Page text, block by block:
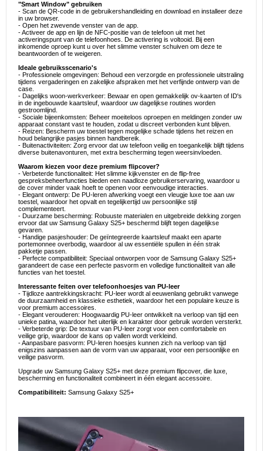
"Smart Window" gebruiken
- Scan de QR-code in de gebruikershandleiding en download en installeer deze
in uw browser.
- Open het zwevende venster van de app.
- Activeer de app en lijn de NFC-positie van de telefoon uit met het
activeringspunt van de telefoonhoes. De activering is voltooid. Bij een
inkomende oproep kunt u over het slimme venster schuiven om deze te
beantwoorden of te weigeren.
Ideale gebruiksscenario's
- Professionele omgevingen: Behoud een verzorgde en professionele uitstraling
tijdens vergaderingen en zakelijke afspraken met het verfijnde ontwerp van de
case.
- Dagelijks woon-werkverkeer: Bewaar en open gemakkelijk ov-kaarten of ID's
in de ingebouwde kaartsleuf, waardoor uw dagelijkse routines worden
gestroomlijnd.
- Sociale bijeenkomsten: Beheer moeiteloos oproepen en meldingen zonder uw
apparaat constant vast te houden, zodat u discreet verbonden kunt blijven.
- Reizen: Bescherm uw toestel tegen mogelijke schade tijdens het reizen en
houd belangrijke pasjes binnen handbereik.
- Buitenactiviteiten: Zorg ervoor dat uw telefoon veilig en toegankelijk blijft tijdens
diverse buitenavonturen, met extra bescherming tegen weersinvloeden.
Waarom kiezen voor deze premium flipcover?
- Verbeterde functionaliteit: Het slimme kijkvenster en de flip-free
gespreksbeheerfuncties bieden een naadloze gebruikerservaring, waardoor u
de cover minder vaak hoeft te openen voor eenvoudige interacties.
- Elegant ontwerp: De PU-leren afwerking voegt een vleugje luxe toe aan uw
toestel, waardoor het opvalt en tegelijkertijd uw persoonlijke stijl
complementeert.
- Duurzame bescherming: Robuuste materialen en uitgebreide dekking zorgen
ervoor dat uw Samsung Galaxy S25+ beschermd blijft tegen dagelijkse
gevaren.
- Handige pasjeshouder: De geïntegreerde kaartsleuf maakt een aparte
portemonnee overbodig, waardoor al uw essentiële spullen in één strak
pakketje passen.
- Perfecte compatibiliteit: Speciaal ontworpen voor de Samsung Galaxy S25+
garandeert de case een perfecte pasvorm en volledige functionaliteit van alle
functies van het toestel.
Interessante feiten over telefoonhoesjes van PU-leer
- Tijdloze aantrekkingskracht: PU-leer wordt al eeuwenlang gebruikt vanwege
de duurzaamheid en klassieke esthetiek, waardoor het een populaire keuze is
voor premium accessoires.
- Elegant verouderen: Hoogwaardig PU-leer ontwikkelt na verloop van tijd een
unieke patina, waardoor het uiterlijk en karakter door gebruik worden versterkt.
- Verbeterde grip: De textuur van PU-leer zorgt voor een comfortabele en
veilige grip, waardoor de kans op vallen wordt verkleind.
- Aanpasbare pasvorm: PU-leren hoesjes kunnen zich na verloop van tijd
enigszins aanpassen aan de vorm van uw apparaat, voor een persoonlijke en
veilige pasvorm.
Upgrade uw Samsung Galaxy S25+ met deze premium flipcover, die luxe,
bescherming en functionaliteit combineert in één elegant accessoire.
Compatibiliteit: Samsung Galaxy S25+